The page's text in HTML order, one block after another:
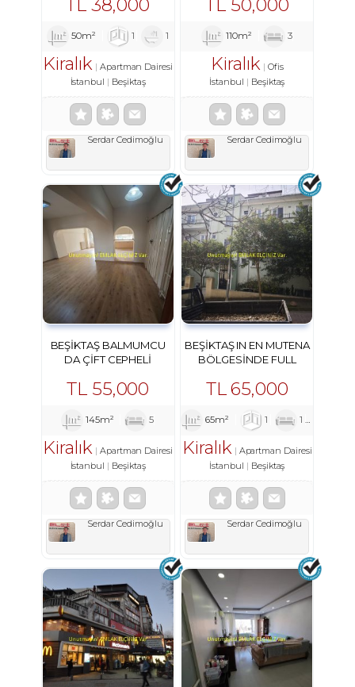
KIRALIK
TL 38,000
50m² 1 1
Kiralık
Apartman Dairesi
İstanbul
Beşiktaş
Serdar Cedimoğlu
OFIS
TL50,000
110m² 3
Kiralık
Ofis
İstanbul
Beşiktaş
Serdar Cedimoğlu
BEŞIKTAŞ BALMUMCU
DA ÇIFT CEPHELI
TL55,000
145m² 5
Kiralık
Apartman Dairesi
İstanbul
Beşiktaş
Serdar Cedimoğlu
BEŞIKTAŞ IN EN MUTENA
BÖLGESINDE FULL
TL65,000
65m² 1 1
Kiralık
Apartman Dairesi
İstanbul
Beşiktaş
Serdar Cedimoğlu